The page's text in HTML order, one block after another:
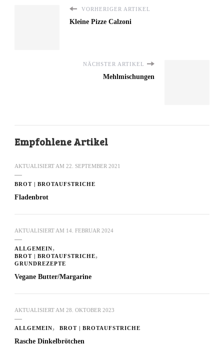
VORHERIGER ARTIKEL
Kleine Pizze Calzoni
NÄCHSTER ARTIKEL
Mehlmischungen
Empfohlene Artikel
AKTUALISIERT AM 22. SEPTEMBER 2021
BROT | BROTAUFSTRICHE
Fladenbrot
AKTUALISIERT AM 14. FEBRUAR 2024
ALLGEMEIN
BROT | BROTAUFSTRICHE
GRUNDREZEPTE
Vegane Butter/Margarine
AKTUALISIERT AM 28. OKTOBER 2023
ALLGEMEIN BROT | BROTAUFSTRICHE
Rasche Dinkelbrötchen